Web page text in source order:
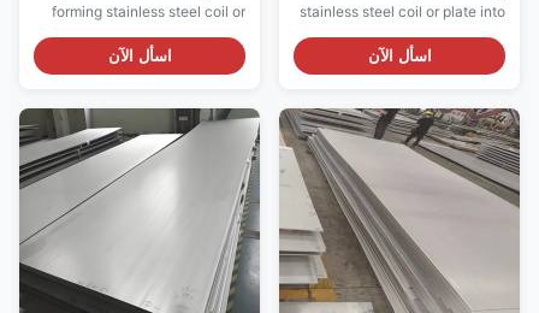
stainless steel coil or plate into
a tubular shape, followed by
longitudinal welding. As a
molybdenum-bearing
it offers significantly improved
resistance to chloride pitting
and crevice corrosion ...
اسأل الآن
forming stainless steel coil or
plate into a tubular shape,
followed by longitudinal
welding. As an ultra-low
austenitic stainless steel grade,
it offers significantly improved
resistance to intergranular
corrosion ...
اسأل الآن